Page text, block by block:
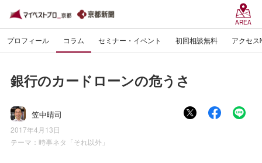
AREA
プロフィール コラム セミナー・イベント 初回相談無料 アクセ
銀行のカードローンの危うさ
笠中晴司
2017年4月13日
テーマ： 時事ネタ「それ以外」